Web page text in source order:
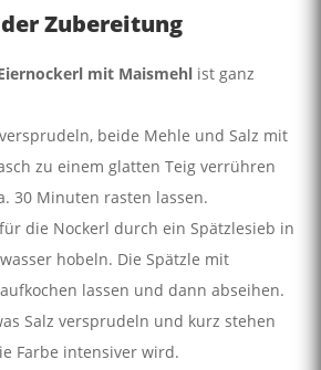
Zubereitung
mit Maismehl ist ganz
beide Mehle und Salz mit
zu einem glatten Teig verrühren
30 Minuten rasten lassen.
die Nockerl durch ein Spätzlesieb in
hobeln. Die Spätzle mit
lassen und dann abseihen.
Salz versprudeln und kurz stehen
Farbe intensiver wird.